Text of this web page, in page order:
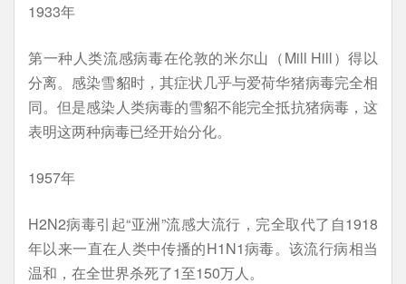
1933年
第一种人类流感病毒在伦敦的米尔山（Mill Hill）得以
分离。感染雪貂时，其症状几乎与爱荷华猪病毒完全相
同。但是感染人类病毒的雪貂不能完全抵抗猪病毒，这
表明这两种病毒已经开始分化。
1957年
H2N2病毒引起“亚洲”流感大流行，完全取代了自1918
年以来一直在人类中传播的H1N1病毒。该流行病相当
温和，在全世界杀死了1至150万人。